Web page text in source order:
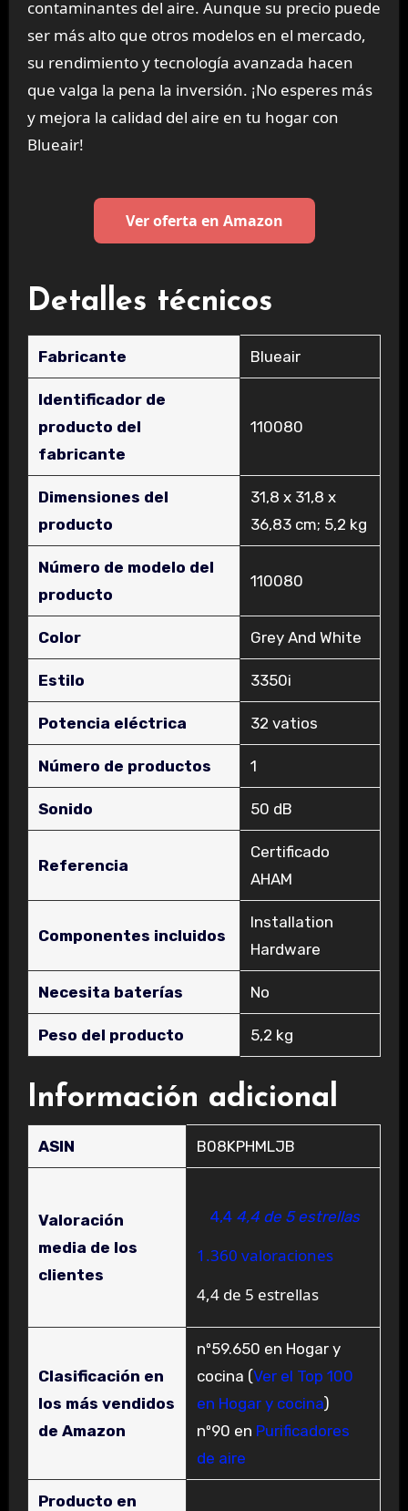
contaminantes del aire. Aunque su precio puede
ser más alto que otros modelos en el mercado,
su rendimiento y tecnología avanzada hacen
que valga la pena la inversión. ¡No esperes más
y mejora la calidad del aire en tu hogar con
Blueair!
Ver oferta en Amazon
Detalles técnicos
Fabricante ‎Blueair
Identificador de
producto del
fabricante
‎110080
Dimensiones del
producto
‎31,8 x 31,8 x
36,83 cm; 5,2 kg
Número de modelo del
producto
‎110080
Color ‎Grey And White
Estilo ‎3350i
Potencia eléctrica ‎32 vatios
Número de productos ‎1
Sonido ‎50 dB
Referencia
‎Certificado
AHAM
Componentes incluidos
‎Installation
Hardware
Necesita baterías ‎No
Peso del producto ‎5,2 kg
Información adicional
ASIN B08KPHMLJB
Valoración
media de los
clientes
4,4 4,4 de 5 estrellas
1.360 valoraciones
4,4 de 5 estrellas
Clasificación en
los más vendidos
de Amazon
nº59.650 en Hogar y
cocina (Ver el Top 100
en Hogar y cocina)
nº90 en Purificadores
de aire
Producto en